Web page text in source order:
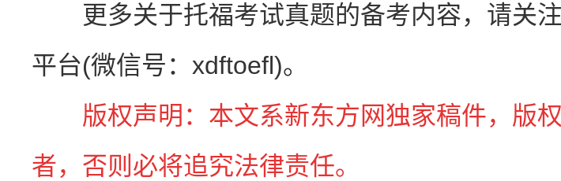
更多关于托福考试真题的备考内容，请关注
平台(微信号：xdftoefl)。
版权声明：本文系新东方网独家稿件，版
者，否则必将追究法律责任。